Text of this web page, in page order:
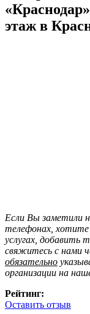
этаж в
Если Вы заметили
телефонах,
услугах, добавить
свяжитесь с нами
обязательно
организации на
Рейтинг:
Оставить отзыв